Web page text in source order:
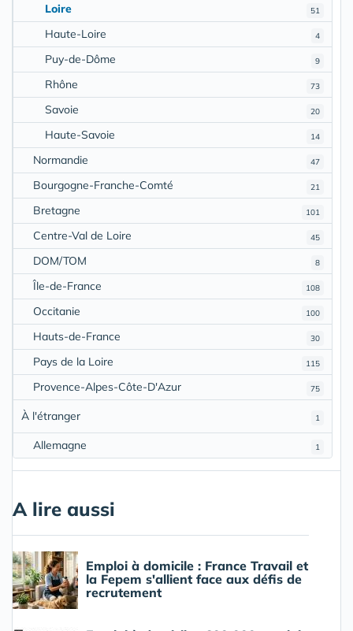
51
Loire
4
Haute-Loire
9
Puy-de-Dôme
73
Rhône
20
Savoie
14
Haute-Savoie
47
Normandie
21
Bourgogne-Franche-Comté
101
Bretagne
45
Centre-Val de Loire
8
DOM/TOM
108
Île-de-France
100
Occitanie
30
Hauts-de-France
115
Pays de la Loire
75
Provence-Alpes-Côte-D'Azur
1
À l'étranger
1
Allemagne
A lire aussi
Emploi à domicile : France Travail et
la Fepem s'allient face aux défis de
recrutement